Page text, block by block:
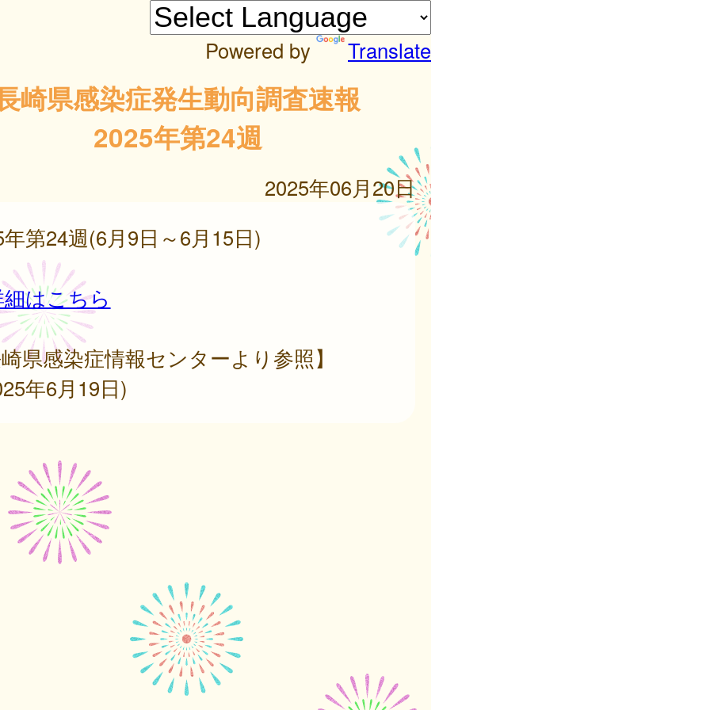
Powered by Translate
崎県感染症発生動向調査速報
2025年第24週
2025年06月20日
第24週(6月9日～6月15日)
はこちら
県感染症情報センターより参照】
年6月19日)